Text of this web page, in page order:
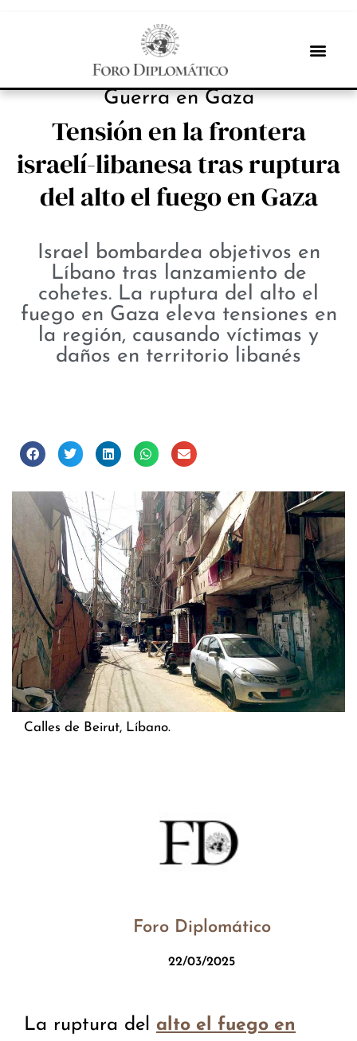
NOTICIAS
Guerra en Gaza
Tensión en la frontera
israelí-libanesa tras ruptura
del alto el fuego en Gaza
Israel bombardea objetivos en
Líbano tras lanzamiento de
cohetes. La ruptura del alto el
fuego en Gaza eleva tensiones en
la región, causando víctimas y
daños en territorio libanés
Calles de Beirut, Líbano.
Foro Diplomático
22/03/2025
La ruptura del alto el fuego en